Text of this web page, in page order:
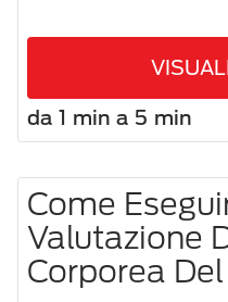
da 1 min a 5 min
Come
Valutazione
Corporea